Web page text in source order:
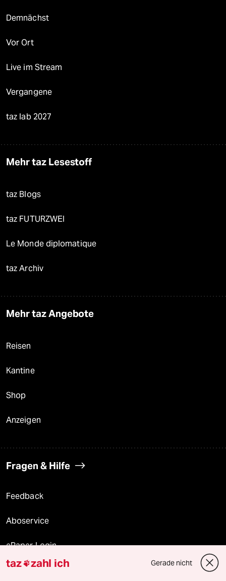
Demnächst
Vor Ort
Live im Stream
Vergangene
taz lab 2027
Mehr taz Lesestoff
taz Blogs
taz FUTURZWEI
Le Monde diplomatique
taz Archiv
Mehr taz Angebote
Reisen
Kantine
Shop
Anzeigen
Fragen & Hilfe
Feedback
Aboservice
ePaper Login
Downloads für Abonnierende
taz zahl ich Gerade nicht